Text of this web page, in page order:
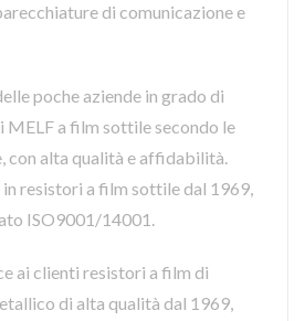
di comunicazione e
poche aziende in grado di
a film sottile secondo le
con alta qualità e affidabilità.
resistori a film sottile dal 1969,
ISO9001/14001.
ai clienti resistori a film di
di alta qualità dal 1969,